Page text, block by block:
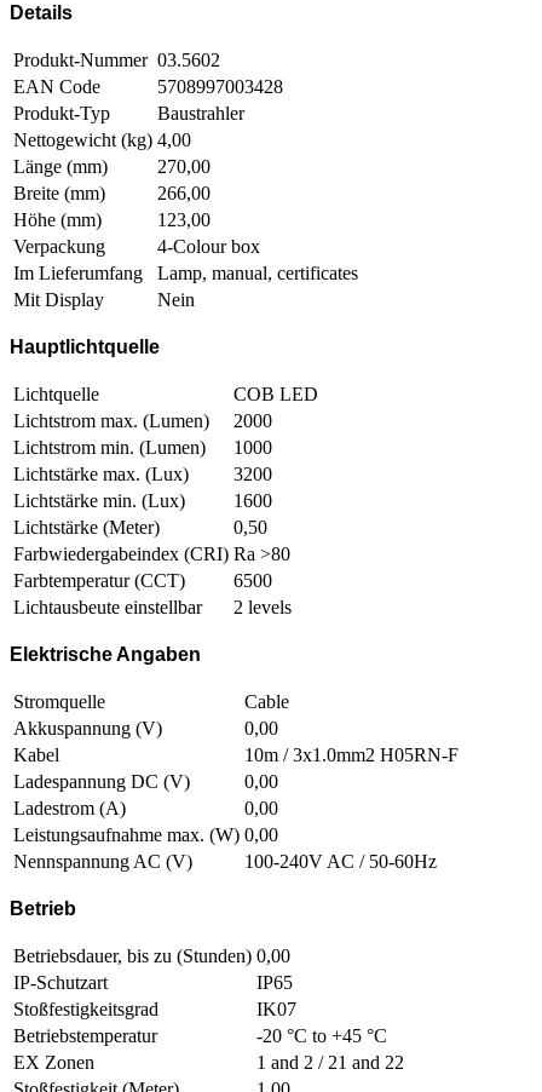
Details
Produkt-Nummer 03.5602
EAN Code
5708997003428
Produkt-Typ
Baustrahler
Nettogewicht (kg) 4,00
Länge (mm)
270,00
Breite (mm)
266,00
Höhe (mm)
123,00
Verpackung
4-Colour box
Im Lieferumfang
Lamp, manual, certificates
Mit Display
Nein
Hauptlichtquelle
Lichtquelle
COB LED
Lichtstrom max. (Lumen)
2000
Lichtstrom min. (Lumen)
1000
Lichtstärke max. (Lux)
3200
Lichtstärke min. (Lux)
1600
Lichtstärke (Meter)
0,50
Farbwiedergabeindex (CRI) Ra >80
Farbtemperatur (CCT)
6500
Lichtausbeute einstellbar
2 levels
Elektrische Angaben
Stromquelle
Cable
Akkuspannung (V)
0,00
Kabel
10m / 3x1.0mm2 H05RN-F
Ladespannung DC (V)
0,00
Ladestrom (A)
0,00
Leistungsaufnahme max. (W) 0,00
Nennspannung AC (V)
100-240V AC / 50-60Hz
Betrieb
Betriebsdauer, bis zu (Stunden) 0,00
IP-Schutzart
IP65
Stoßfestigkeitsgrad
IK07
Betriebstemperatur
-20 °C to +45 °C
EX Zonen
1 and 2 / 21 and 22